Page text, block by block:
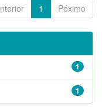
1 Póximo
1
1